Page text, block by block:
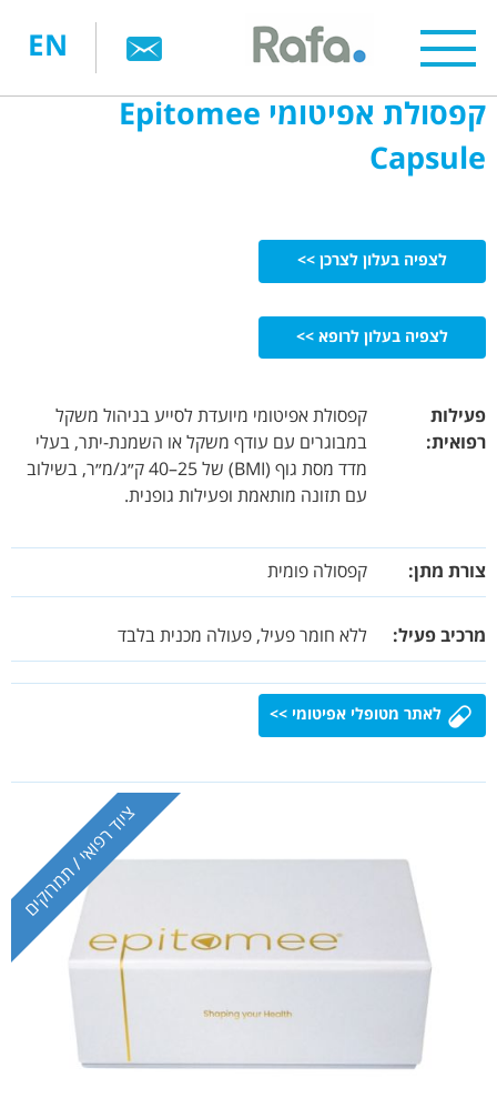
לתוכן
EN
קפסולת אפיטומי Epitomee
Capsule
לצפיה בעלון לצרכן >>
לצפיה בעלון לרופא >>
פעילות
רפואית:
קפסולת אפיטומי מיועדת לסייע בניהול משקל
במבוגרים עם עודף משקל או השמנת-יתר, בעלי
מדד מסת גוף (BMI) של 25–40 ק״ג/מ״ר, בשילוב
עם תזונה מותאמת ופעילות גופנית.
צורת מתן: קפסולה פומית
מרכיב פעיל: ללא חומר פעיל, פעולה מכנית בלבד
לאתר מטופלי אפיטומי >>
ציוד רפואי / תמרוקים
ציוד רפואי / תמרוקים